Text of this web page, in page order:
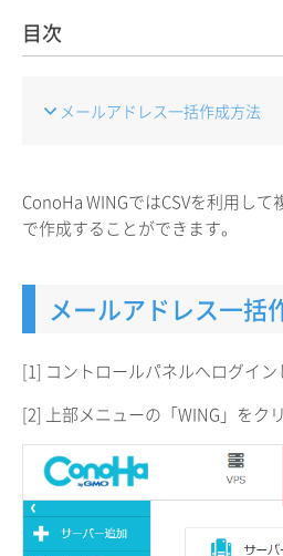
目次
メールアドレス一括作成方法
ConoHa WINGではCSVを利用し
で作成することができます。
メールアドレス一括
[1] コントロールパネルへログイン
[2] 上部メニューの「WING」をク